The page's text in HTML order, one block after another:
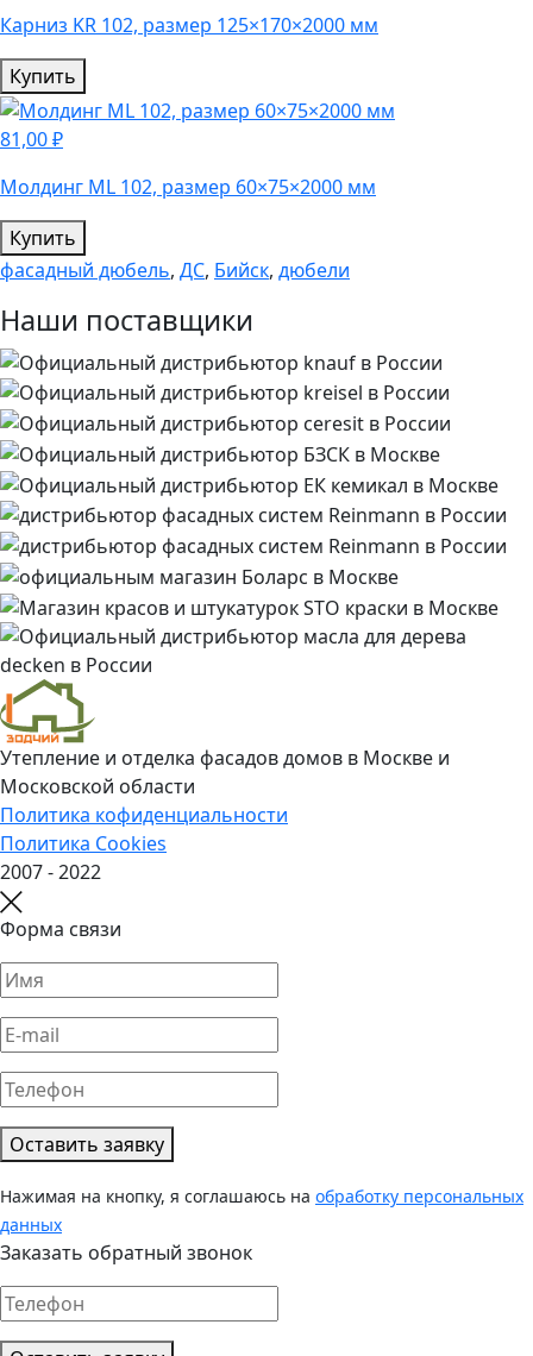
Карниз KR 102, размер 125×170×2000 мм
Купить
81,00 ₽
Молдинг ML 102, размер 60×75×2000 мм
Купить
фасадный дюбель, ДС, Бийск, дюбели
Наши поставщики
Утепление и отделка фасадов домов в Москве и
Московской области
Политика кофиденциальности
Политика Cookies
2007 - 2022
Форма связи
Оставить заявку
Нажимая на кнопку, я соглашаюсь на обработку персональных
данных
Заказать обратный звонок